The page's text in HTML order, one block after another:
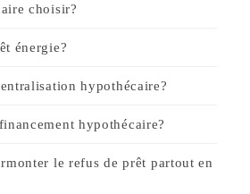
choisir?
énergie?
hypothécaire?
hypothécaire?
le refus de prêt partout en